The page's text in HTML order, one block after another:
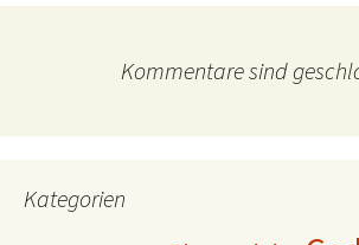
Kommentare sind
Kategorien